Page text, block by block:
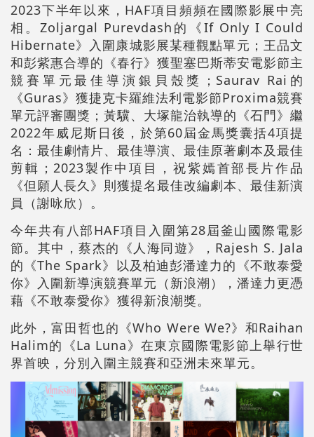
2023下半年以來，HAF項目頻頻在國際影展中亮
相。Zoljargal Purevdash的《If Only I Could
Hibernate》入圍康城影展某種觀點單元；王品文
和彭紫惠合導的《春行》獲聖塞巴斯蒂安電影節主
競賽單元最佳導演銀貝殼獎；Saurav Rai的
《Guras》獲捷克卡羅維法利電影節Proxima競賽
單元評審團獎；黃驥、大塚龍治執導的《石門》繼
2022年威尼斯日後，於第60屆金馬獎囊括4項提
名：最佳劇情片、最佳導演、最佳原著劇本及最佳
剪輯；2023製作中項目，祝紫嫣首部長片作品
《但願人長久》則獲提名最佳改編劇本、最佳新演
員（謝咏欣）。
今年共有八部HAF項目入圍第28屆釜山國際電影
節。其中，蔡杰的《人海同遊》，Rajesh S. Jala
的《The Spark》以及柏迪彭潘達力的《不敢泰愛
你》入圍新導演競賽單元（新浪潮），潘達力更憑
藉《不敢泰愛你》獲得新浪潮獎。
此外，富田哲也的《Who Were We?》和Raihan
Halim的《La Luna》在東京國際電影節上舉行世
界首映，分別入圍主競賽和亞洲未來單元。